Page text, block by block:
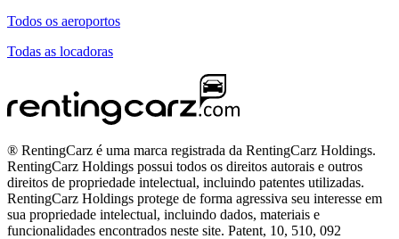
Todos os aeroportos
Todas as locadoras
® RentingCarz é uma marca registrada da RentingCarz Holdings.
RentingCarz Holdings possui todos os direitos autorais e outros
direitos de propriedade intelectual, incluindo patentes utilizadas.
RentingCarz Holdings protege de forma agressiva seu interesse em
sua propriedade intelectual, incluindo dados, materiais e
funcionalidades encontrados neste site. Patent, 10, 510, 092